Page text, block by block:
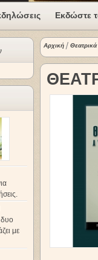
Εκδώστε
δυο
με
Αρχική